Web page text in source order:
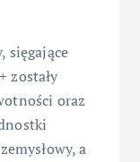
sięgające
zostały
oraz
a